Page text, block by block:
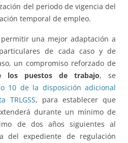
del periodo de vigencia del
temporal de empleo.
una mejor adaptación a
de cada caso y de
un compromiso reforzado de
los puestos de trabajo, se
10 de la disposición adicional
TRLGSS, para establecer que
durante un mínimo de
de dos años siguientes al
del expediente de regulación